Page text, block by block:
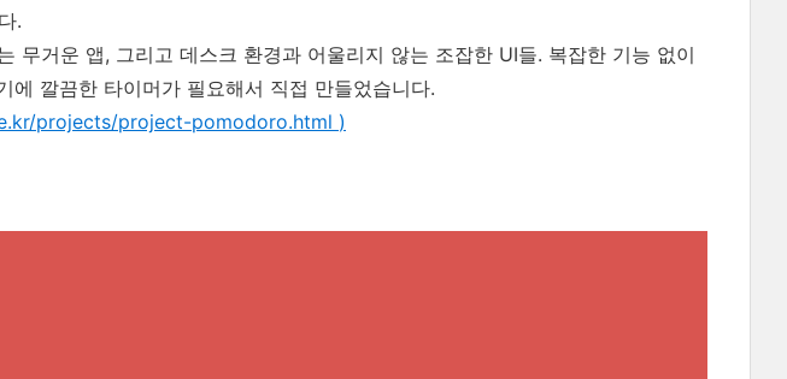
.
무거운 앱, 그리고 데스크 환경과 어울리지 않는 조잡한 UI들. 복잡한 기능 없이
깔끔한 타이머가 필요해서 직접 만들었습니다.
projects/project-pomodoro.html )